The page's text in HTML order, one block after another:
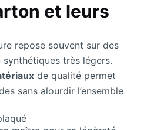
et leurs
repose souvent sur des
très légers.
de qualité permet
sans alourdir l’ensemble